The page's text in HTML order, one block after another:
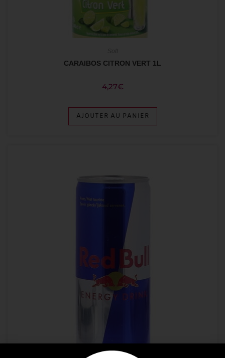
CARAIBOS CITRON VERT 1L
4,27€
AJOUTER AU PANIER